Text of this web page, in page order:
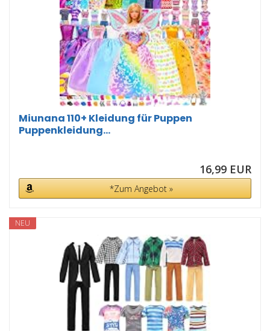
Miunana 110+ Kleidung für Puppen
Puppenkleidung...
16,99 EUR
*Zum Angebot »
NEU